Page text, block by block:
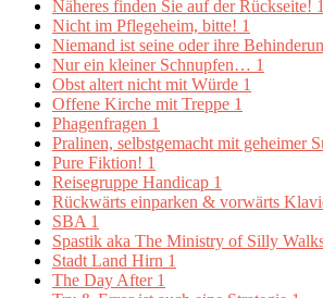
Näheres finden Sie auf der Rückseite! 1
Nicht im Pflegeheim, bitte! 1
Niemand ist seine oder ihre
Nur ein kleiner Schnupfen… 1
Obst altert nicht mit Würde 1
Offene Kirche mit Treppe 1
Phagenfragen 1
Pralinen, selbstgemacht mit geheimer
Pure Fiktion! 1
Reisegruppe Handicap 1
Rückwärts einparken & vorwärts
SBA 1
Spastik aka The Ministry of Silly
Stadt Land Hirn 1
The Day After 1